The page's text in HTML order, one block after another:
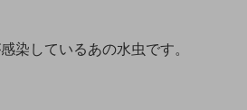
染しているあの水虫です。